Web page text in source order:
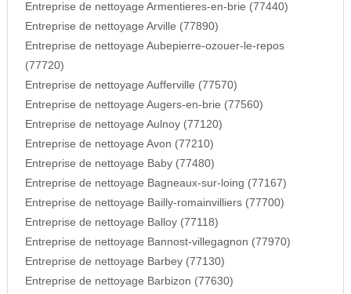
Entreprise de nettoyage Armentieres-en-brie (77440)
Entreprise de nettoyage Arville (77890)
Entreprise de nettoyage Aubepierre-ozouer-le-repos
(77720)
Entreprise de nettoyage Aufferville (77570)
Entreprise de nettoyage Augers-en-brie (77560)
Entreprise de nettoyage Aulnoy (77120)
Entreprise de nettoyage Avon (77210)
Entreprise de nettoyage Baby (77480)
Entreprise de nettoyage Bagneaux-sur-loing (77167)
Entreprise de nettoyage Bailly-romainvilliers (77700)
Entreprise de nettoyage Balloy (77118)
Entreprise de nettoyage Bannost-villegagnon (77970)
Entreprise de nettoyage Barbey (77130)
Entreprise de nettoyage Barbizon (77630)